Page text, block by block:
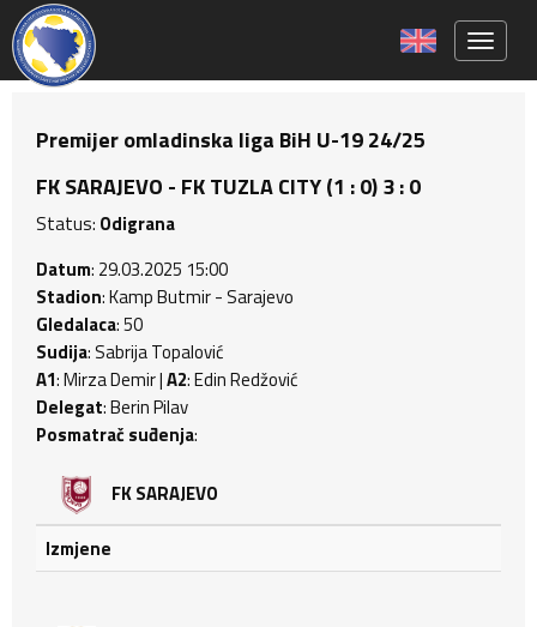
Premijer omladinska liga BiH U-19 24/25
FK SARAJEVO - FK TUZLA CITY (1 : 0) 3 : 0
Status: Odigrana
Datum: 29.03.2025 15:00
Stadion: Kamp Butmir - Sarajevo
Gledalaca: 50
Sudija: Sabrija Topalović
A1: Mirza Demir |A2: Edin Redžović
Delegat: Berin Pilav
Posmatrač suđenja:
FK SARAJEVO
Izmjene